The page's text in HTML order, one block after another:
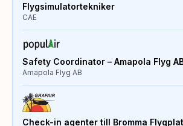
Flygsimulatortekniker
CAE
Safety Coordinator – Amapola Flyg
Amapola Flyg AB
Check-in agenter till Bromma